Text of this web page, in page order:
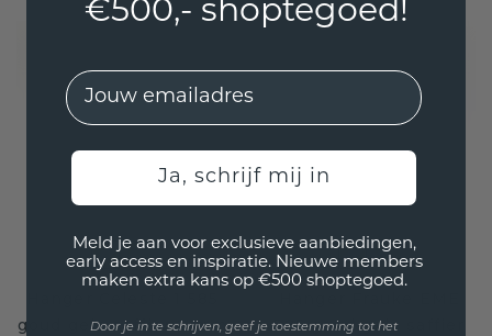
goud gele saffier 2 mm
585 goud gele saffier
€500,- shoptegoed!
EMail
Ja, schrijf mij in
Meld je aan voor exclusieve aanbiedingen,
early access en inspiratie. Nieuwe members
maken extra kans op €500 shoptegoed.
Door je in te schrijven, geef je toestemming tot het